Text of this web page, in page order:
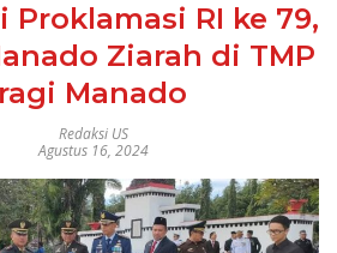
Proklamasi RI ke 79,
Ziarah di TMP
Manado
Redaksi US
Agustus 16, 2024